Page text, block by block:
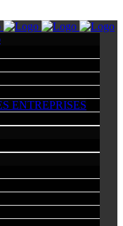
ENTREPRISES